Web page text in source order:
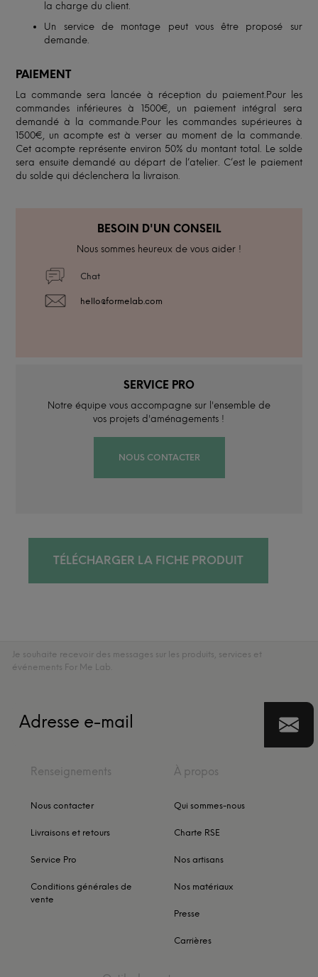
la charge du client.
Un service de montage peut vous être proposé sur
demande.
PAIEMENT
La commande sera lancée à réception du paiement.Pour les
commandes inférieures à 1500€, un paiement intégral sera
demandé à la commande.Pour les commandes supérieures à
1500€, un acompte est à verser au moment de la commande.
Cet acompte représente environ 50% du montant total. Le solde
sera ensuite demandé au départ de l’atelier. C’est le paiement
du solde qui déclenchera la livraison.
BESOIN D'UN CONSEIL
Nous sommes heureux de vous aider !
Chat
hello@formelab.com
SERVICE PRO
Notre équipe vous accompagne sur l'ensemble de
vos projets d'aménagements !
NOUS CONTACTER
TÉLÉCHARGER LA FICHE PRODUIT
Je souhaite recevoir des messages sur les produits, services et
événements For Me Lab.
Renseignements
Nous contacter
Livraisons et retours
Service Pro
Conditions générales de
vente
À propos
Qui sommes-nous
Charte RSE
Nos artisans
Nos matériaux
Presse
Carrières